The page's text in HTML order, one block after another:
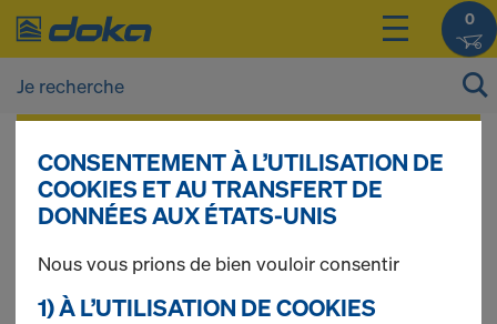
0
Vous pouvez afficher les prix de vos produits
après vous êtreconnecté(e)ouinscrit(e).
Broche de tête
CONSENTEMENT À L’UTILISATION DE
COOKIES ET AU TRANSFERT DE
DONNÉES AUX ÉTATS-UNIS
Nous vous prions de bien vouloir consentir
1) À L’UTILISATION DE COOKIES